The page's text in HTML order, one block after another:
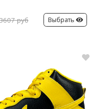
руб Выбрать